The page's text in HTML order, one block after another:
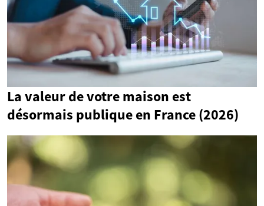
La valeur de votre maison est
désormais publique en France (2026)